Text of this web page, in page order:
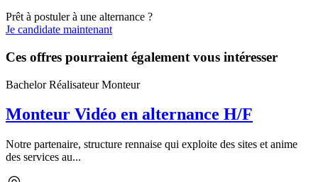
Prêt à postuler à une alternance ?
Je candidate maintenant
Ces offres pourraient également vous intéresser
Bachelor Réalisateur Monteur
Monteur Vidéo en alternance H/F
Notre partenaire, structure rennaise qui exploite des sites et anime
des services au...